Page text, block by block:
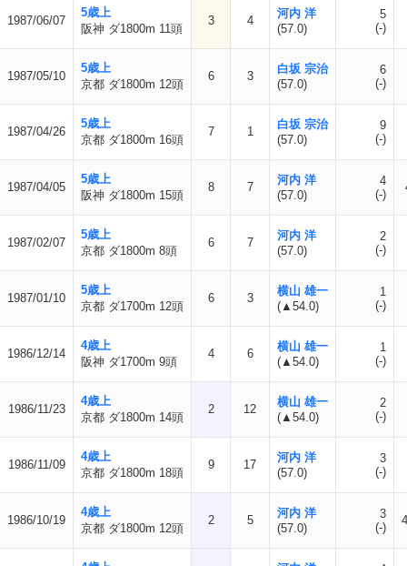
1987/06/07
5歳上
阪神 ダ1800m 11頭
3 4
河内 洋
(57.0)
5
(-)
1987/05/10
5歳上
京都 ダ1800m 12頭
6 3
白坂 宗治
(57.0)
6
(-)
1987/04/26
5歳上
京都 ダ1800m 16頭
7 1
白坂 宗治
(57.0)
9
(-)
1987/04/05
5歳上
阪神 ダ1800m 15頭
8 7
河内 洋
(57.0)
4
(-)
1987/02/07
5歳上
京都 ダ1800m 8頭
6 7
河内 洋
(57.0)
2
(-)
1987/01/10
5歳上
京都 ダ1700m 12頭
6 3
横山 雄一
(▲54.0)
1
(-)
1986/12/14
4歳上
阪神 ダ1700m 9頭
4 6
横山 雄一
(▲54.0)
1
(-)
1986/11/23
4歳上
京都 ダ1800m 14頭
2 12
横山 雄一
(▲54.0)
2
(-)
1986/11/09
4歳上
京都 ダ1800m 18頭
9 17
河内 洋
(57.0)
3
(-)
1986/10/19
4歳上
京都 ダ1800m 12頭
2 5
河内 洋
(57.0)
3
(-)